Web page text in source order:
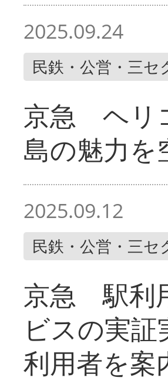
2025.09.24
民鉄・公営・三セ
京急 ヘリ
島の魅力を
2025.09.12
民鉄・公営・三セ
京急 駅利
ビスの実
利用者を案